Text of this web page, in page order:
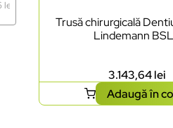
Trusă chirurgicală
Lindemann
3.143,64lei
Adaugă în